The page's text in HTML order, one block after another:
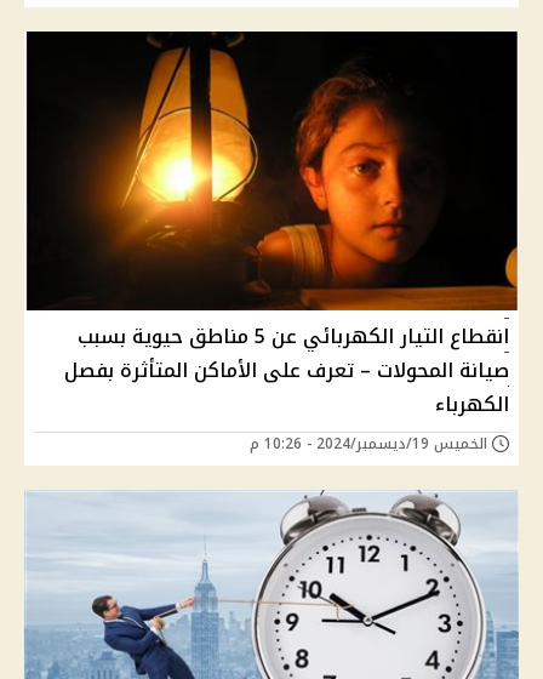
انقطاع التيار الكهربائي عن 5 مناطق حيوية بسبب
صيانة المحولات – تعرف على الأماكن المتأثرة بفصل
الكهرباء
الخميس 19/ديسمبر/2024 - 10:26 م